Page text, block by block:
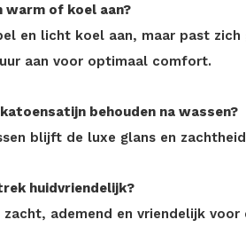
of koel aan?
en licht koel aan, maar past zich
aan voor optimaal comfort.
behouden na wassen?
blijft de luxe glans en
huidvriendelijk?
ademend en vriendelijk